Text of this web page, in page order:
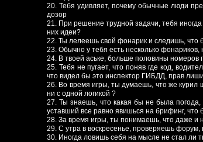
20. Тебя удивляет, почему обычные люди
дозор
21. При решение трудной задачи, тебя
них идеи?
22. Ты лелеешь свой фонарик и следишь, что
23. Обычно у тебя есть несколько фонариков,
24. В твоей аське, больше половины номеров
25. Тебя не пугает, что поняв где код,
что видел бы это инспектор ГИБДД, прав
26. Во время игры, ты думаешь, что же курил
ни с одной логикой ?
27. Ты знаешь, что какая бы не была
уставший все равно явишься на брифинг, что
28. За время игры, ты понимаешь, что даже и
29. С утра в воскресенье, проверяешь форум,
30. Иногда ловишь себя на мысле не стал ли